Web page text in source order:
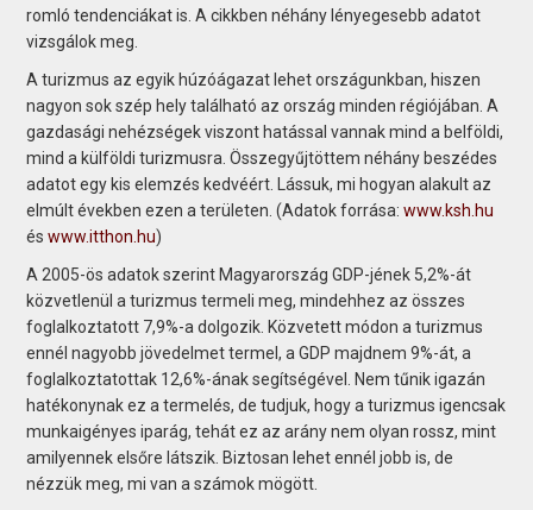
romló tendenciákat is. A cikkben néhány lényegesebb adatot
vizsgálok meg.
A turizmus az egyik húzóágazat lehet országunkban, hiszen
nagyon sok szép hely található az ország minden régiójában. A
gazdasági nehézségek viszont hatással vannak mind a belföldi,
mind a külföldi turizmusra. Összegyűjtöttem néhány beszédes
adatot egy kis elemzés kedvéért. Lássuk, mi hogyan alakult az
elmúlt években ezen a területen. (Adatok forrása:www.ksh.hu
éswww.itthon.hu)
A 2005-ös adatok szerint Magyarország GDP-jének 5,2%-át
közvetlenül a turizmus termeli meg, mindehhez az összes
foglalkoztatott 7,9%-a dolgozik. Közvetett módon a turizmus
ennél nagyobb jövedelmet termel, a GDP majdnem 9%-át, a
foglalkoztatottak 12,6%-ának segítségével. Nem tűnik igazán
hatékonynak ez a termelés, de tudjuk, hogy a turizmus igencsak
munkaigényes iparág, tehát ez az arány nem olyan rossz, mint
amilyennek elsőre látszik. Biztosan lehet ennél jobb is, de
nézzük meg, mi van a számok mögött.